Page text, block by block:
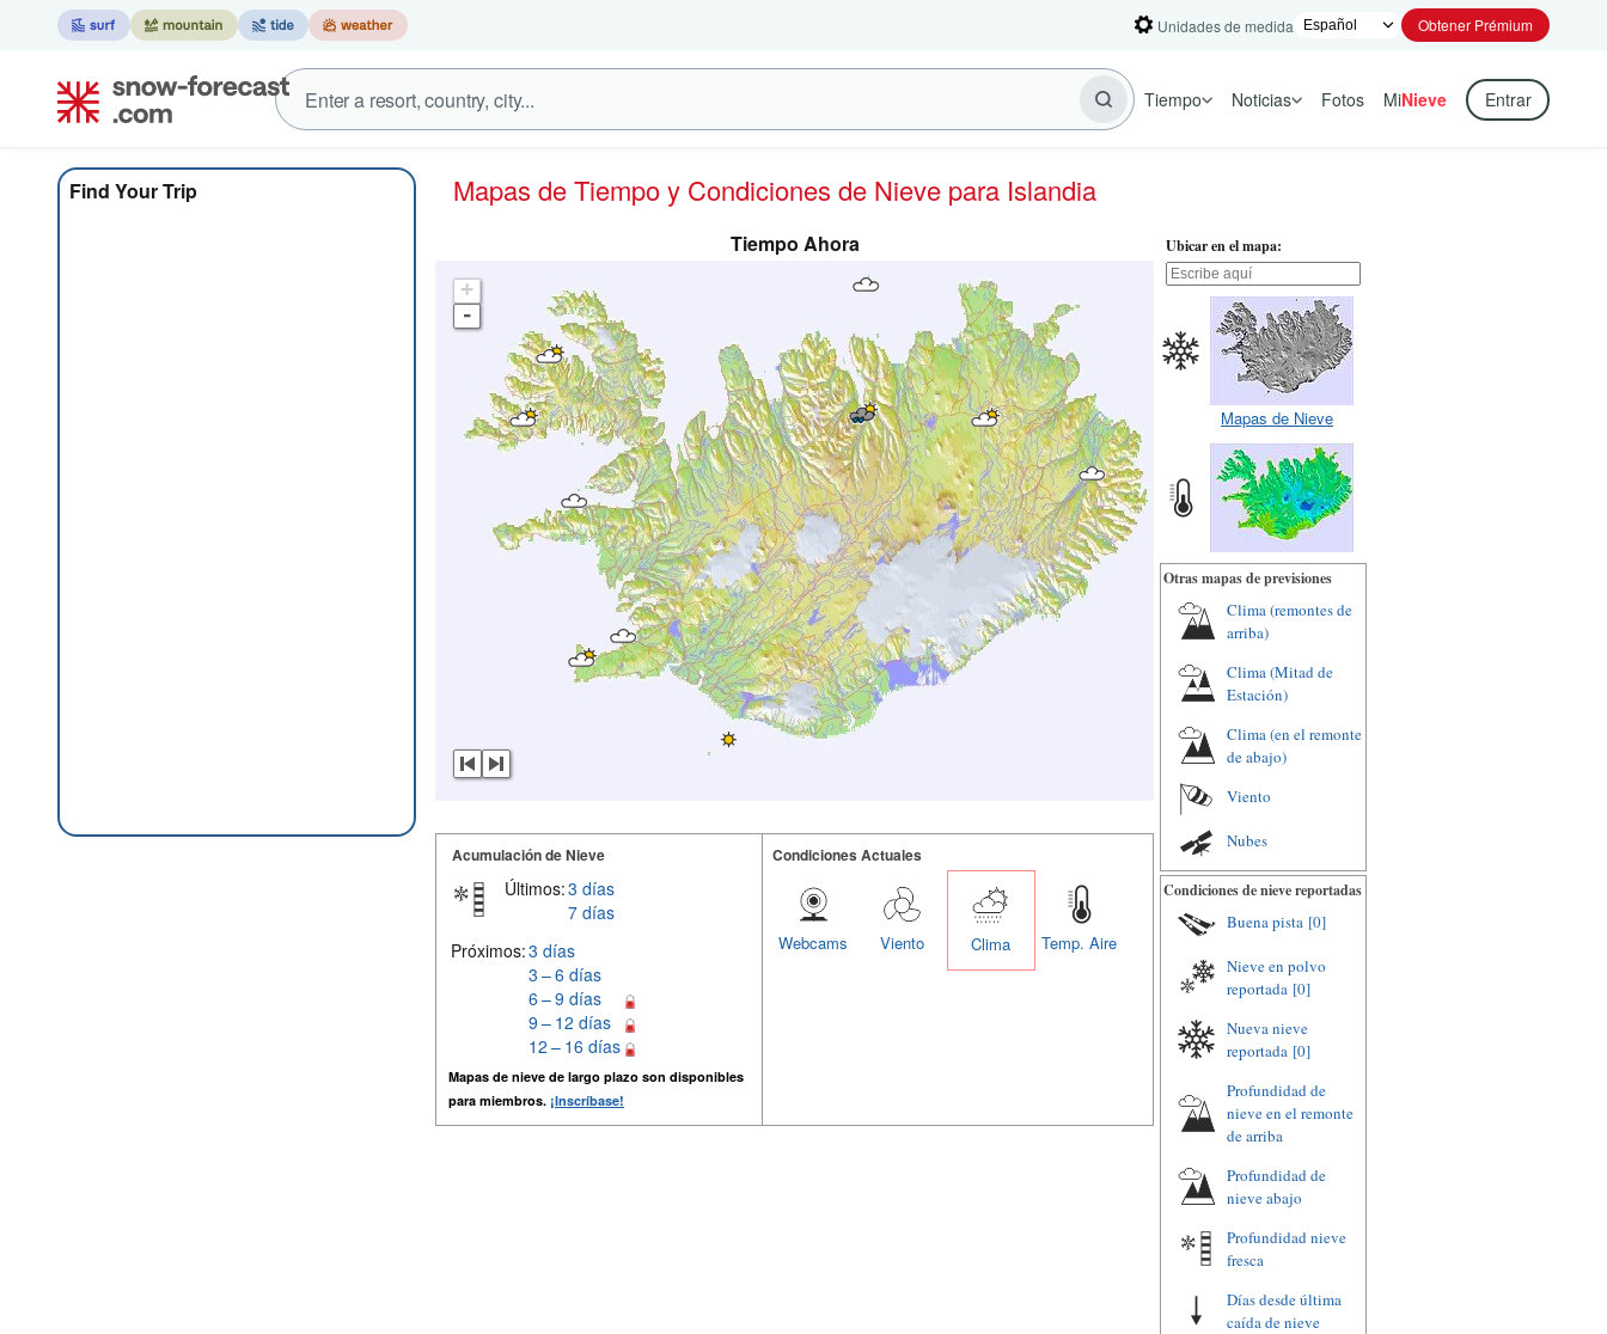
Unidades de medida Obtener Prémium
Tiempo Noticias Fotos MiNieve Entrar
Find Your Trip Mapas de Tiempo y Condiciones de Nieve para Islandia
Tiempo Ahora
+
-
Acumulación de Nieve
Últimos:3 días
7 días
Próximos:3 días
3 – 6 días
6 – 9 días
9 – 12 días
12 – 16 días
Mapas de nieve de largo plazo son disponibles
para miembros. ¡Inscríbase!
Condiciones Actuales
Temp. Aire
Clima
Viento
Webcams
Ubicar en el mapa:
Mapas de Nieve
Otras mapas de previsiones
Clima (remontes de
arriba)
Clima (Mitad de
Estación)
Clima (en el remonte
de abajo)
Viento
Nubes
Condiciones de nieve reportadas
Buena pista [0]
Nieve en polvo
reportada [0]
Nueva nieve
reportada [0]
Profundidad de
nieve en el remonte
de arriba
Profundidad de
nieve abajo
Profundidad nieve
fresca
Días desde última
caída de nieve